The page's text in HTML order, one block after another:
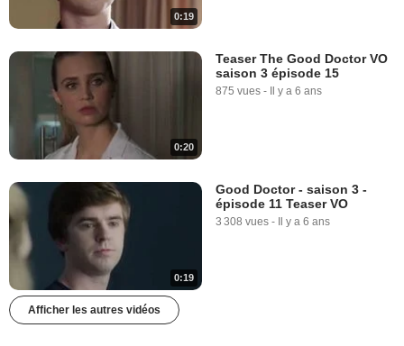
0:19
0:20
Teaser The Good Doctor VO
saison 3 épisode 15
875 vues - Il y a 6 ans
0:19
Good Doctor - saison 3 -
épisode 11 Teaser VO
3 308 vues - Il y a 6 ans
Afficher les autres vidéos